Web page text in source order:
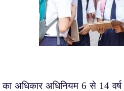
अधिकार अधिनियम 6 से 14 वर्ष